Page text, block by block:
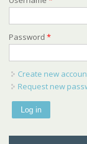
Password *
Create new
Request new